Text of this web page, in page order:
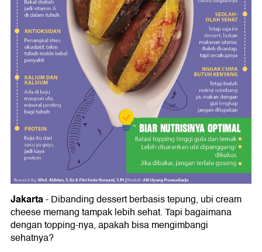
Jakarta- Dibanding dessert berbasis tepung, ubi cream
cheese memang tampak lebih sehat. Tapi bagaimana
dengan topping-nya, apakah bisa mengimbangi
sehatnya?